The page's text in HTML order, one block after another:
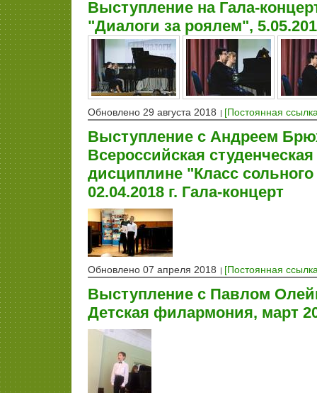
Выступление на Гала-
"Диалоги за роялем",
Обновлено 29 августа 2018 [Постоянная
Выступление с Андреем
Всероссийская
дисциплине "Класс
02.04.2018 г. Гала-концерт
Обновлено 07 апреля 2018 [Постоянная
Выступление с Павлом
Детская филармония, март